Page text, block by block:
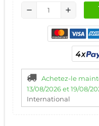
remove add
Achetez-le
13/08/2026 et 19/08/
International